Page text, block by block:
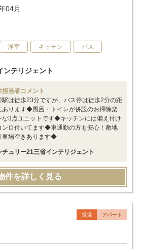
04月
洋室 キッチン バス
ンテリジェント
担当者コメント
駅は徒歩23分ですが、バス停は徒歩2分の距
あります◆風呂・トイレが併設のお掃除楽
な3点ユニットです◆キッチンには備え付け
ンロ付いてます◆車通勤の方も安心！敷地
車場空きあります◆
チュリー21三省インテリジェント
件を詳しく見る
賃貸 アパート